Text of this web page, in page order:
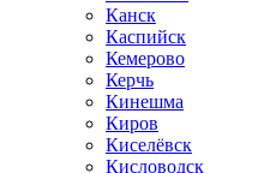
Канск
Каспийск
Кемерово
Керчь
Кинешма
Киров
Киселёвск
Кисловодск